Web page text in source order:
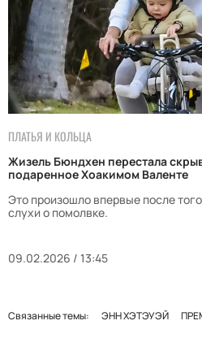
ПЛАТЬЯ И КОЛЬЦА
Жизель Бюндхен перестала
подаренное Хоакимом Валенте
Это произошло впервые после
слухи о помолвке.
09.02.2026 / 13:45
Связанные темы: ЭНН ХЭТЭУЭЙ